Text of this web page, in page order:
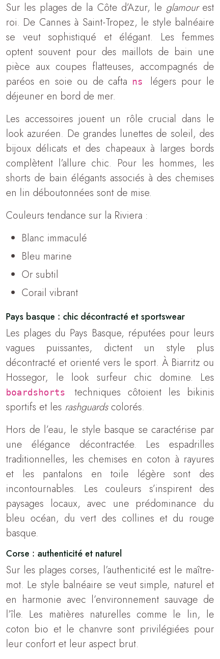
Sur les plages de la Côte d’Azur, le glamour est
roi. De Cannes à Saint-Tropez, le style balnéaire
se veut sophistiqué et élégant. Les femmes
optent souvent pour des maillots de bain une
pièce aux coupes flatteuses, accompagnés de
paréos en soie ou de cafta ns légers pour le
déjeuner en bord de mer.
Les accessoires jouent un rôle crucial dans le
look azuréen. De grandes lunettes de soleil, des
bijoux délicats et des chapeaux à larges bords
complètent l’allure chic. Pour les hommes, les
shorts de bain élégants associés à des chemises
en lin déboutonnées sont de mise.
Couleurs tendance sur la Riviera :
Blanc immaculé
Bleu marine
Or subtil
Corail vibrant
Pays basque : chic décontracté et sportswear
Les plages du Pays Basque, réputées pour leurs
vagues puissantes, dictent un style plus
décontracté et orienté vers le sport. À Biarritz ou
Hossegor, le look surfeur chic domine. Les
boardshorts techniques côtoient les bikinis
sportifs et les rashguards colorés.
Hors de l’eau, le style basque se caractérise par
une élégance décontractée. Les espadrilles
traditionnelles, les chemises en coton à rayures
et les pantalons en toile légère sont des
incontournables. Les couleurs s’inspirent des
paysages locaux, avec une prédominance du
bleu océan, du vert des collines et du rouge
basque.
Corse : authenticité et naturel
Sur les plages corses, l’authenticité est le maître-
mot. Le style balnéaire se veut simple, naturel et
en harmonie avec l’environnement sauvage de
l’île. Les matières naturelles comme le lin, le
coton bio et le chanvre sont privilégiées pour
leur confort et leur aspect brut.